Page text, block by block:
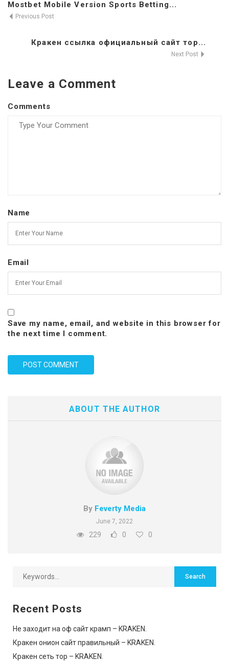
Mostbet Mobile Version Sports Betting...
Previous Post
Кракен ссылка официальный сайт тор...
Next Post
Leave a Comment
Comments
Name
Email
Save my name, email, and website in this browser for
the next time I comment.
ABOUT THE AUTHOR
By Feverty Media
June 7, 2022
229 0 0
Recent Posts
Не заходит на оф сайт крамп – KRAKEN.
Кракен онион сайт правильный – KRAKEN.
Кракен сеть тор – KRAKEN.